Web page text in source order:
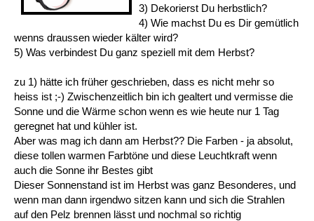
3) Dekorierst Du herbstlich?
4) Wie machst Du es Dir gemütlich
wenns draussen wieder kälter wird?
5) Was verbindest Du ganz speziell mit dem Herbst?
zu 1) hätte ich früher geschrieben, dass es nicht mehr so
heiss ist ;-) Zwischenzeitlich bin ich gealtert und vermisse die
Sonne und die Wärme schon wenn es wie heute nur 1 Tag
geregnet hat und kühler ist.
Aber was mag ich dann am Herbst?? Die Farben - ja absolut,
diese tollen warmen Farbtöne und diese Leuchtkraft wenn
auch die Sonne ihr Bestes gibt
Dieser Sonnenstand ist im Herbst was ganz Besonderes, und
wenn man dann irgendwo sitzen kann und sich die Strahlen
auf den Pelz brennen lässt und nochmal so richtig